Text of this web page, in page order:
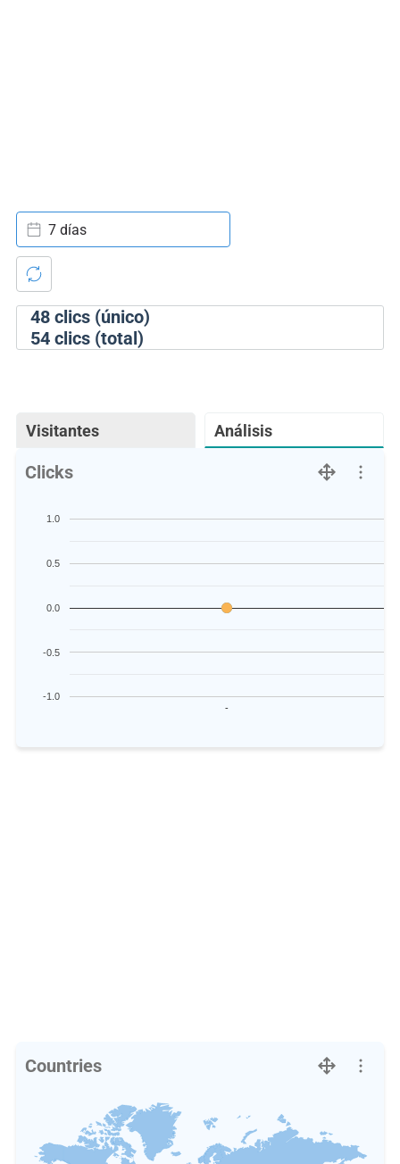
48clics (único)
54clics (total)
7 días
Visitantes Análisis
Clicks
-
-1.0
-0.5
0.0
0.5
1.0
Countries